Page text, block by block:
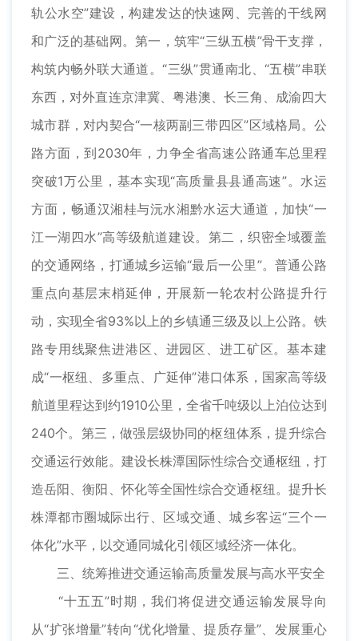
轨公水空”建设，构建发达的快速网、完善的干线网
和广泛的基础网。第一，筑牢“三纵五横”骨干支撑，
构筑内畅外联大通道。“三纵”贯通南北、“五横”串联
东西，对外直连京津冀、粤港澳、长三角、成渝四大
城市群，对内契合“一核两副三带四区”区域格局。公
路方面，到2030年，力争全省高速公路通车总里程
突破1万公里，基本实现“高质量县县通高速”。水运
方面，畅通汉湘桂与沅水湘黔水运大通道，加快“一
江一湖四水”高等级航道建设。第二，织密全域覆盖
的交通网络，打通城乡运输“最后一公里”。普通公路
重点向基层末梢延伸，开展新一轮农村公路提升行
动，实现全省93%以上的乡镇通三级及以上公路。铁
路专用线聚焦进港区、进园区、进工矿区。基本建
成“一枢纽、多重点、广延伸”港口体系，国家高等级
航道里程达到约1910公里，全省千吨级以上泊位达到
240个。第三，做强层级协同的枢纽体系，提升综合
交通运行效能。建设长株潭国际性综合交通枢纽，打
造岳阳、衡阳、怀化等全国性综合交通枢纽。提升长
株潭都市圈城际出行、区域交通、城乡客运“三个一
体化”水平，以交通同城化引领区域经济一体化。
三、统筹推进交通运输高质量发展与高水平安全
“十五五”时期，我们将促进交通运输发展导向
从“扩张增量”转向“优化增量、提质存量”、发展重心